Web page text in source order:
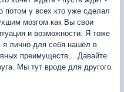
потом у всех кто уже сделал
мозгом как Вы свои
и возможности. Я тоже
я лично для себя нашёл в
преимуществ... Давайте
Мы тут вроде для другого